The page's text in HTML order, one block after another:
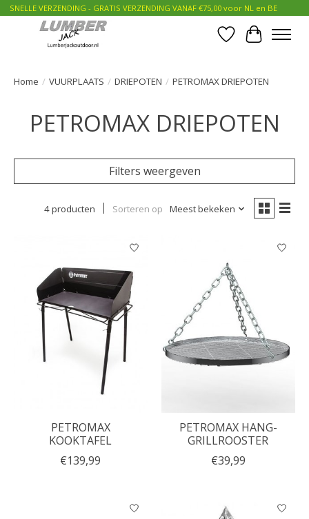
SNELLE VERZENDING - GRATIS VERZENDING VANAF €75,00 voor NL en BE
Verlanglijst
Home / VUURPLAATS / DRIEPOTEN / PETROMAX DRIEPOTEN
PETROMAX DRIEPOTEN
Filters weergeven
4 producten Sorteren op Meest bekeken
PETROMAX
KOOKTAFEL
€139,99
PETROMAX HANG-
GRILLROOSTER
€39,99